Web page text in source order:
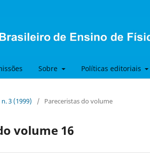
Sobre Políticas editoriais
n. 3 (1999) / Pareceristas do volume
volume 16